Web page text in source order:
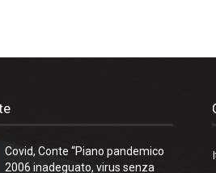
Covid, Conte “Piano pandemico
2006 inadeguato, virus senza